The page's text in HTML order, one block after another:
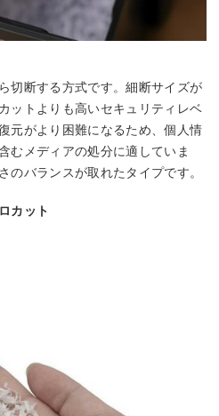
切断する方式です。細断サイズが
ットよりも高いセキュリティレベ
元がより困難になるため、個人情
むメディアの処分に適していま
のバランスが取れたタイプです。
カット